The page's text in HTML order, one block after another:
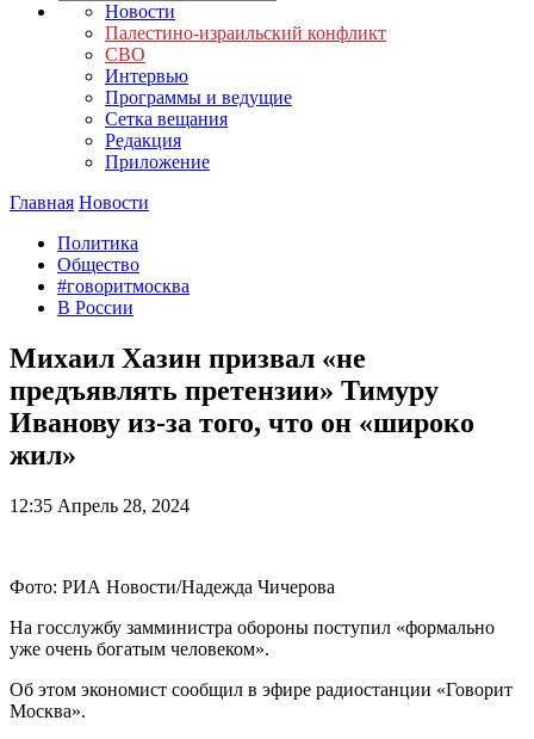
Новости
Палестино-израильский конфликт
СВО
Интервью
Программы и ведущие
Сетка вещания
Редакция
Приложение
Главная Новости
Политика
Общество
#говоритмосква
В России
Михаил Хазин призвал «не
предъявлять претензии» Тимуру
Иванову из-за того, что он «широко
жил»
12:35 Апрель 28, 2024
Фото: РИА Новости/Надежда Чичерова
На госслужбу замминистра обороны поступил «формально
уже очень богатым человеком».
Об этом экономист сообщил в эфире радиостанции «Говорит
Москва».